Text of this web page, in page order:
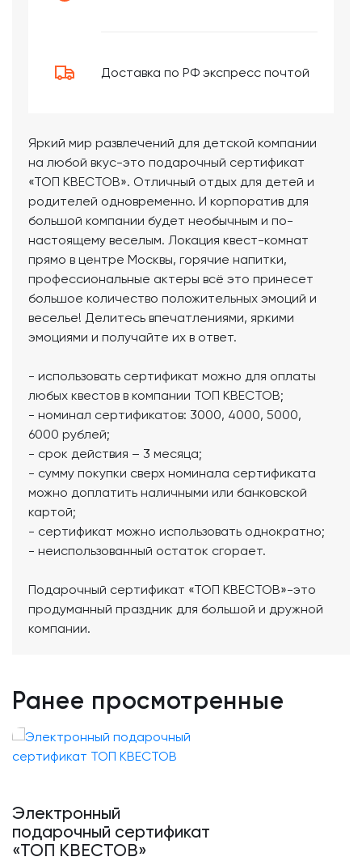
Доставка по РФ экспресс почтой
Яркий мир развлечений для детской компании
на любой вкус-это подарочный сертификат
«ТОП КВЕСТОВ». Отличный отдых для детей и
родителей одновременно. И корпоратив для
большой компании будет необычным и по-
настоящему веселым. Локация квест-комнат
прямо в центре Москвы, горячие напитки,
профессиональные актеры всё это принесет
большое количество положительных эмоций и
веселье! Делитесь впечатлениями, яркими
эмоциями и получайте их в ответ.
- использовать сертификат можно для оплаты
любых квестов в компании ТОП КВЕСТОВ;
- номинал сертификатов: 3000, 4000, 5000,
6000 рублей;
- срок действия – 3 месяца;
- сумму покупки сверх номинала сертификата
можно доплатить наличными или банковской
картой;
- сертификат можно использовать однократно;
- неиспользованный остаток сгорает.
Подарочный сертификат «ТОП КВЕСТОВ»-это
продуманный праздник для большой и дружной
компании.
Ранее просмотренные
Электронный
подарочный сертификат
«ТОП КВЕСТОВ»